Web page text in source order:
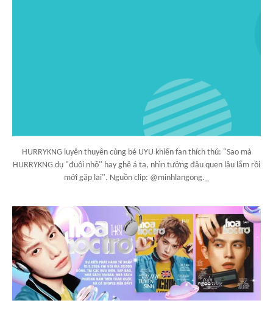
HURRYKNG luyên thuyên cùng bé UYU khiến fan thích thú: "Sao mà
HURRYKNG dụ "đuôi nhỏ" hay ghê á ta, nhìn tưởng đâu quen lâu lắm rồi
mới gặp lại". Nguồn clip: @minhlangong._